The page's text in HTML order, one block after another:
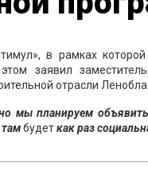
в рамках
заявил
отрасли
мы планируем
будеткак раз